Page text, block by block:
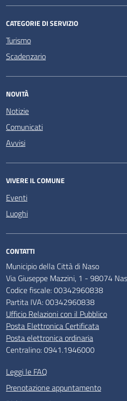
CATEGORIE DI SERVIZIO
Turismo
Scadenzario
NOVITÀ
Notizie
Comunicati
Avvisi
VIVERE IL COMUNE
Eventi
Luoghi
CONTATTI
Municipio della Città di Naso
Via Giuseppe Mazzini, 1 - 98074
Codice fiscale: 00342960838
Partita IVA: 00342960838
Ufficio Relazioni con il Pubblico
Posta Elettronica Certificata
Posta elettronica ordinaria
Centralino: 0941.1946000
Leggi le FAQ
Prenotazione appuntamento